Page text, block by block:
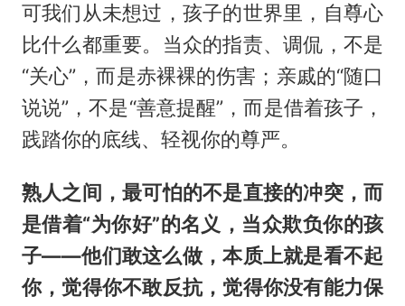
可我们从未想过，孩子的世界里，自尊心
比什么都重要。当众的指责、调侃，不是
“关心”，而是赤裸裸的伤害；亲戚的“随口
说说”，不是“善意提醒”，而是借着孩子，
践踏你的底线、轻视你的尊严。
熟人之间，最可怕的不是直接的冲突，而
是借着“为你好”的名义，当众欺负你的孩
子——他们敢这么做，本质上就是看不起
你，觉得你不敢反抗，觉得你没有能力保